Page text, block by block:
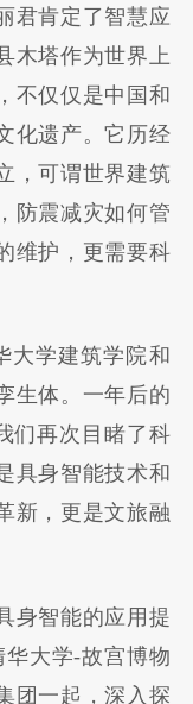
君肯定了智慧应
木塔作为世界上
不仅仅是中国和
化遗产。它历经
，可谓世界建筑
防震减灾如何管
维护，更需要科
大学建筑学院和
生体。一年后的
们再次目睹了科
具身智能技术和
新，更是文旅融
身智能的应用提
大学-故宫博物
团一起，深入探